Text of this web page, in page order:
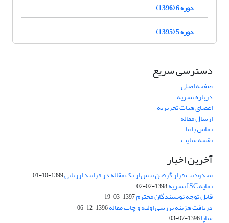
دوره 6 (1396)
دوره 5 (1395)
دسترسی سریع
صفحه اصلی
درباره نشریه
اعضای هیات تحریریه
ارسال مقاله
تماس با ما
نقشه سایت
آخرین اخبار
محدودیت قرار گرفتن بیش از یک مقاله در فرایند ارزیابی1399-10-01
نمایه ISC نشریه 1398-02-02
قابل توجه نویسندگان محترم1397-03-19
دریافت هزینه بررسی اولیه و چاپ مقاله1396-12-06
شاپا1396-07-03